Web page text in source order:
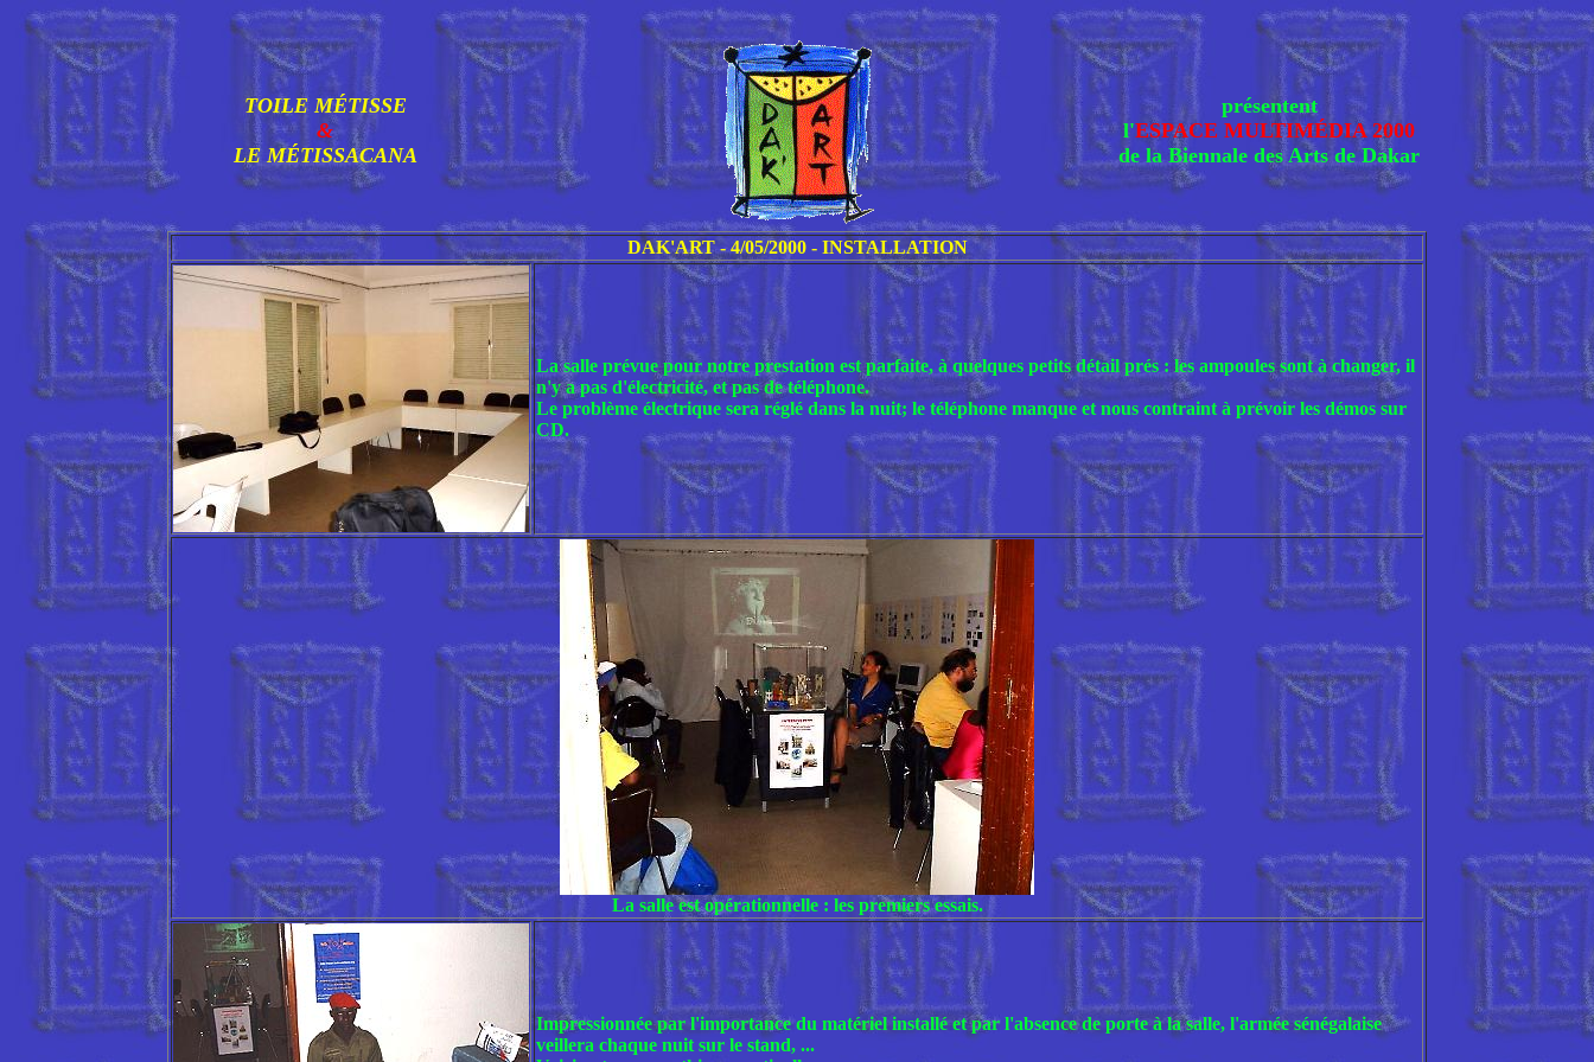
TOILE MÉTISSE
&
LE MÉTISSACANA
présentent
l'ESPACE MULTIMÉDIA 2000
de la Biennale des Arts de Dakar
DAK'ART - 4/05/2000 - INSTALLATION
La salle prévue pour notre prestation est parfaite, à quelques petits détail prés : les ampoules sont à changer, il
n'y a pas d'électricité, et pas de téléphone.
Le problème électrique sera réglé dans la nuit; le téléphone manque et nous contraint à prévoir les démos sur
CD.
La salle est opérationnelle : les premiers essais.
Impressionnée par l'importance du matériel installé et par l'absence de porte à la salle, l'armée sénégalaise
veillera chaque nuit sur le stand, ...